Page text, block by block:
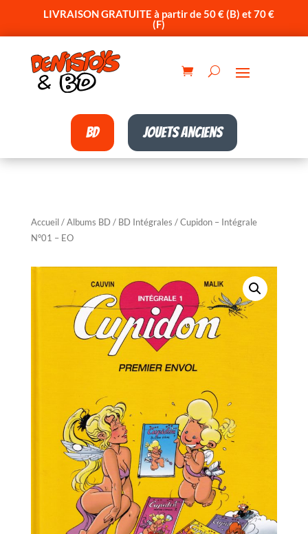
LIVRAISON GRATUITE à partir de 50 € (B) et 70 €
(F)
BD Jouets anciens
Accueil/Albums BD / BD Intégrales / Cupidon – Intégrale
N°01 – EO